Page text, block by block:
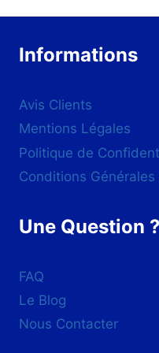
Informations
Avis Clients
Mentions Légales
Politique de
Conditions
Une Question ?
FAQ
Le Blog
Nous Contacter